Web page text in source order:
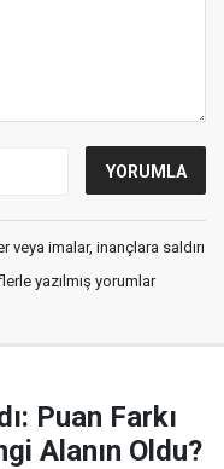
imalar, inançlara saldırı
yazılmış yorumlar
Puan Farkı
Alanın Oldu?